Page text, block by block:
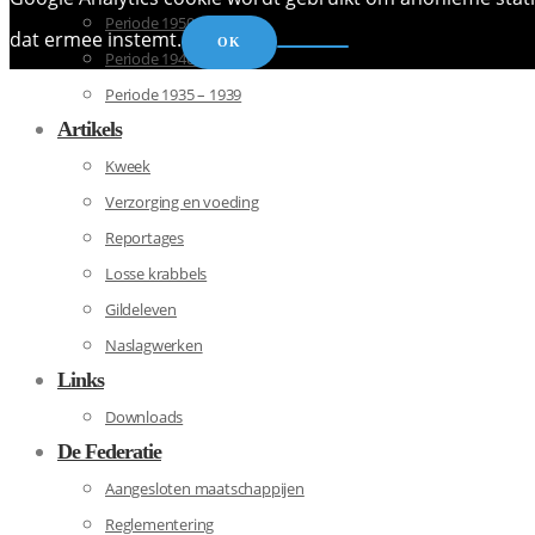
Periode 1950 – 1959
Periode 1940 – 1949
Periode 1935 – 1939
Artikels
Kweek
Verzorging en voeding
Reportages
Losse krabbels
Gildeleven
Naslagwerken
Links
Downloads
De Federatie
Aangesloten maatschappijen
Reglementering
dat ermee instemt.
OK